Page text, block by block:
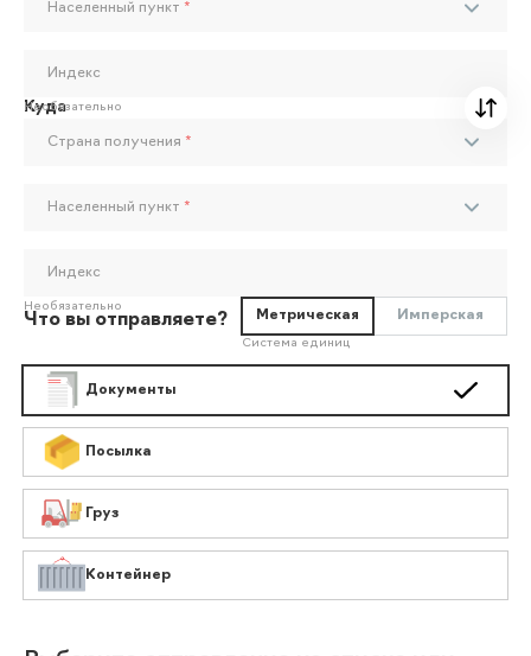
Населенный пункт *
Индекс
Необязательно
Куда
Страна получения *
Населенный пункт *
Индекс
Необязательно
Что вы отправляете? Метрическая Имперская
Система единиц
Документы
Посылка
Груз
Контейнер